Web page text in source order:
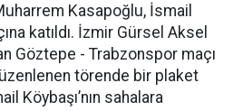
Kasapoğlu, İsmail
katıldı. İzmir Gürsel Aksel
Göztepe - Trabzonspor maçı
törende bir plaket
Köybaşı’nın sahalara